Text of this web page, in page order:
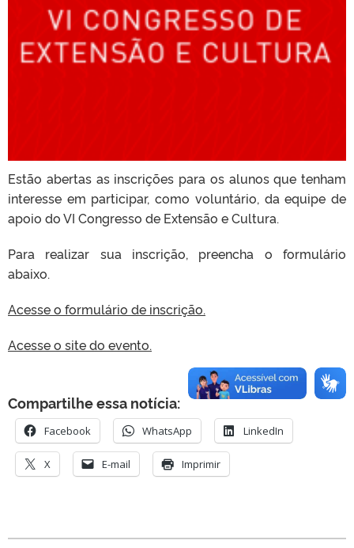
Estão abertas as inscrições para os alunos que tenham
interesse em participar, como voluntário, da equipe de
apoio do VI Congresso de Extensão e Cultura.
Para realizar sua inscrição, preencha o formulário
abaixo.
Acesse o formulário de inscrição.
Acesse o site do evento.
Compartilhe essa notícia:
Facebook WhatsApp LinkedIn
X E-mail Imprimir